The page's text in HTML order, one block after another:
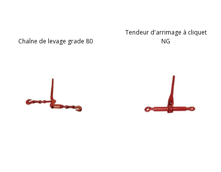
Chaîne de levage grade 80
Tendeur d'arrimage à cliquet
NG